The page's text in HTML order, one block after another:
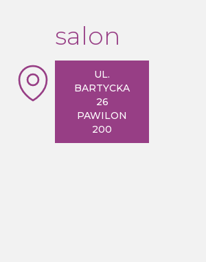
salon
UL.
BARTYCKA
26
PAWILON
200